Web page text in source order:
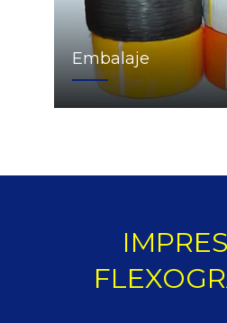
Embalaje